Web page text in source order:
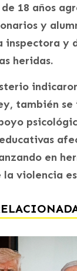
18 años
y
inspectora y
heridas.
también se
en
la violencia